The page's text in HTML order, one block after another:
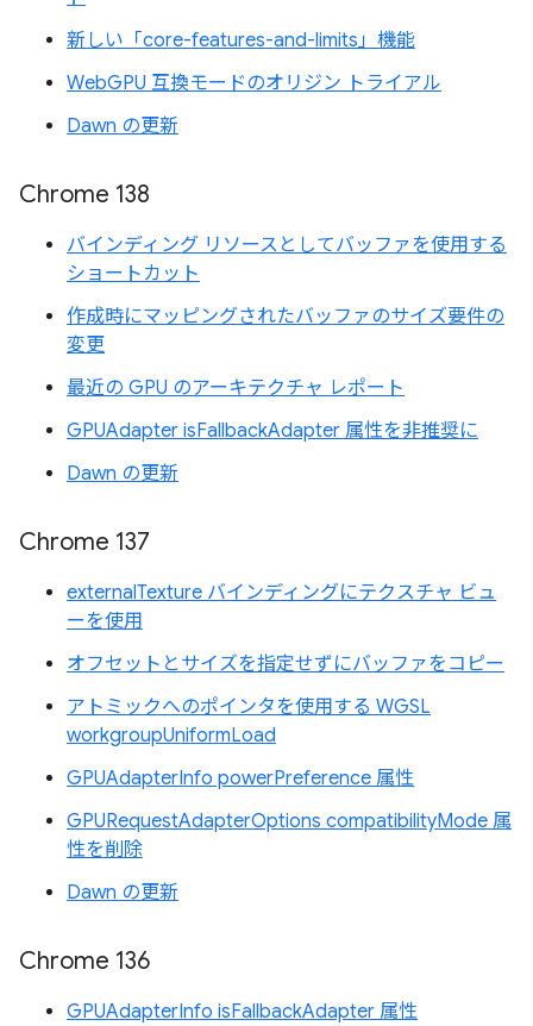
新しい「core-features-and-limits」機能
WebGPU 互換モードのオリジン トライアル
Dawn の更新
Chrome 138
バインディング リソースとしてバッファを使用する
ショートカット
作成時にマッピングされたバッファのサイズ要件の
変更
最近の GPU のアーキテクチャ レポート
GPUAdapter isFallbackAdapter 属性を非推奨に
Dawn の更新
Chrome 137
externalTexture バインディングにテクスチャ ビュ
ーを使用
オフセットとサイズを指定せずにバッファをコピー
アトミックへのポインタを使用する WGSL
workgroupUniformLoad
GPUAdapterInfo powerPreference 属性
GPURequestAdapterOptions compatibilityMode 属
性を削除
Dawn の更新
Chrome 136
GPUAdapterInfo isFallbackAdapter 属性